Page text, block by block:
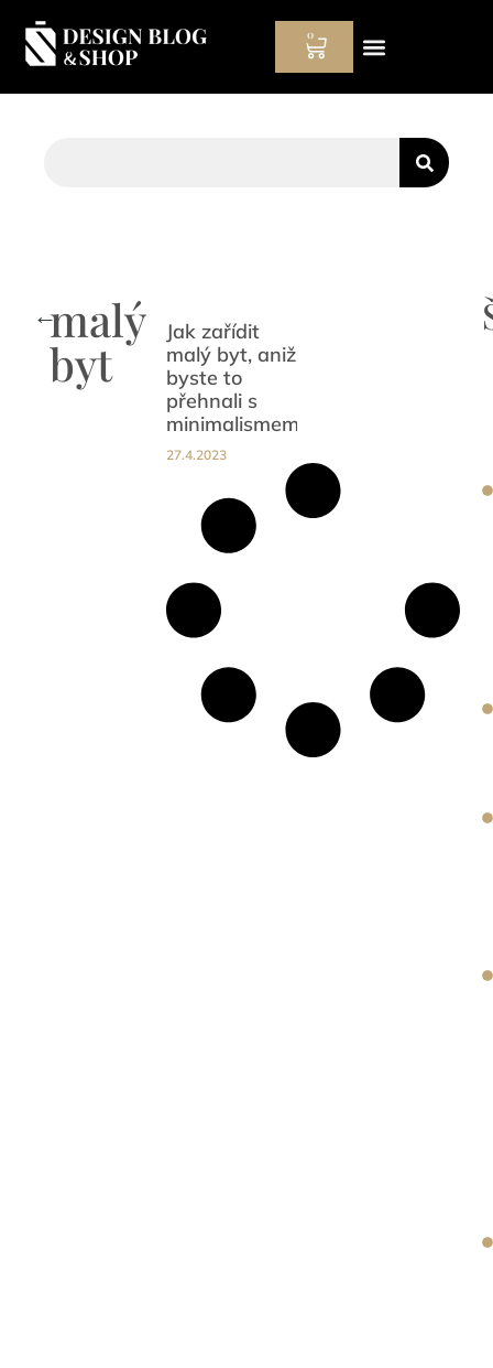
0
←malý
byt
Jak zařídit
malý byt, aniž
byste to
přehnali s
minimalismem
27.4.2023